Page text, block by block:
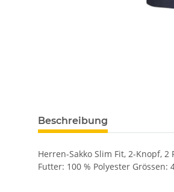
Beschreibung
Herren-Sakko Slim Fit, 2-Knopf,
Futter: 100 % Polyester Grössen: